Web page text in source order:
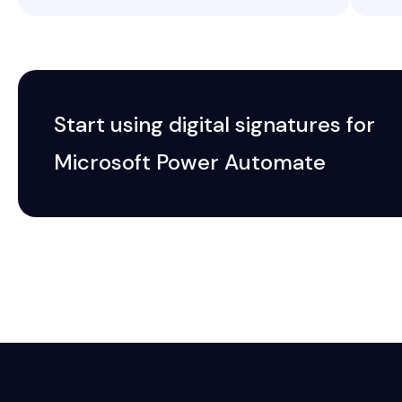
Start using digital signatures for
Microsoft Power Automate